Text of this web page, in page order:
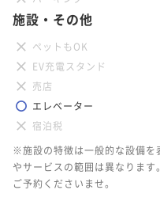
施設・その他
ペットもOK
EV充電スタンド
売店
エレベーター
宿泊税
※施設の特徴は一般的な設備を
やサービスの範囲は異なります
ご予約くださいませ。